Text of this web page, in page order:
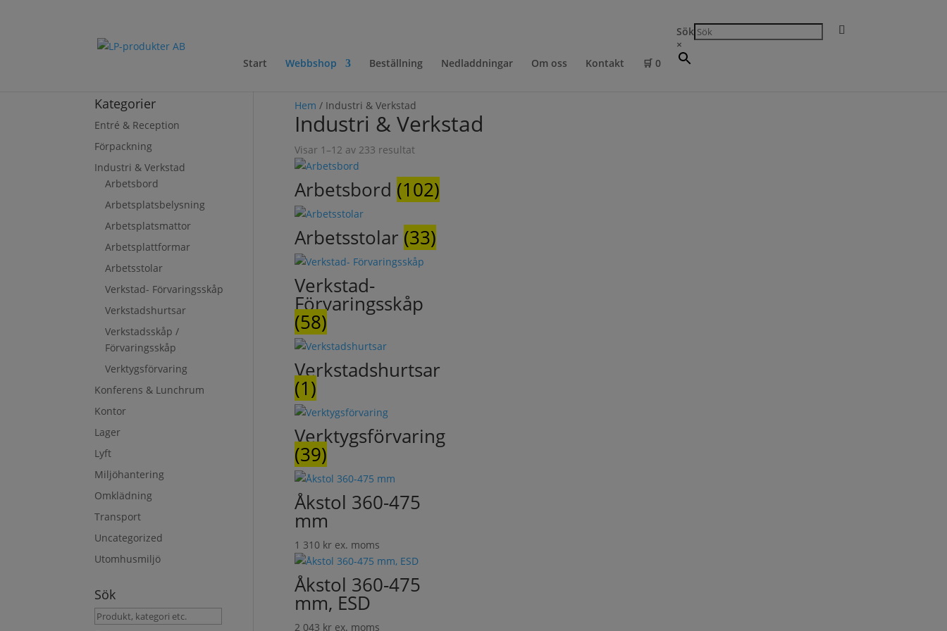
Start Webbshop Beställning Nedladdningar Om oss Kontakt 🛒 0
Sök
×
Hem / Industri & Verkstad
Industri & Verkstad
Visar 1–12 av 233 resultat
Arbetsbord (102)
Arbetsstolar (33)
Verkstad-
Förvaringsskåp
(58)
Verkstadshurtsar
(1)
Verktygsförvaring
(39)
Åkstol 360-475
mm
1 310 kr ex. moms
Åkstol 360-475
mm, ESD
2 043 kr ex. moms
Kategorier
Entré & Reception
Förpackning
Industri & Verkstad
Arbetsbord
Arbetsplatsbelysning
Arbetsplatsmattor
Arbetsplattformar
Arbetsstolar
Verkstad- Förvaringsskåp
Verkstadshurtsar
Verkstadsskåp /
Förvaringsskåp
Verktygsförvaring
Konferens & Lunchrum
Kontor
Lager
Lyft
Miljöhantering
Omklädning
Transport
Uncategorized
Utomhusmiljö
Sök
Sök